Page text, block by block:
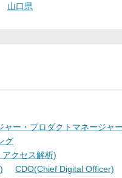
山口県
ャー・プロダクトマネージャー
グ
クセス解析)
CDO(Chief Digital Officer)